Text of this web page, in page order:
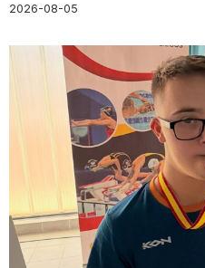
2026-08-05